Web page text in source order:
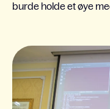
burde holde et øye